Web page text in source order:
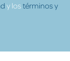
y lostérminos y